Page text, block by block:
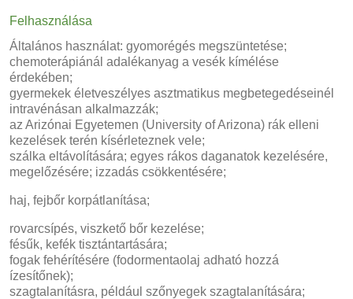
Felhasználása
Általános használat: gyomorégés megszüntetése;
chemoterápiánál adalékanyag a vesék kímélése
érdekében;
gyermekek életveszélyes asztmatikus megbetegedéseinél
intravénásan alkalmazzák;
az Arizónai Egyetemen (University of Arizona) rák elleni
kezelések terén kísérleteznek vele;
szálka eltávolítására; egyes rákos daganatok kezelésére,
megelőzésére; izzadás csökkentésére;
haj, fejbőr korpátlanítása;
rovarcsípés, viszkető bőr kezelése;
fésűk, kefék tisztántartására;
fogak fehérítésére (fodormentaolaj adható hozzá
ízesítőnek);
szagtalanításra, például szőnyegek szagtalanítására;